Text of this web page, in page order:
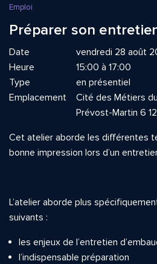
Emploi
Préparer son
Date
vendredi 28 août
Heure
15:00 à 17:00
Type
en présentiel
Emplacement
Cité des Métiers
Prévost-Martin 6
Cet atelier aborde les différentes
bonne impression lors d’un
L’atelier aborde plus
suivants :
les enjeux de l’entretien
l’indispensable préparation